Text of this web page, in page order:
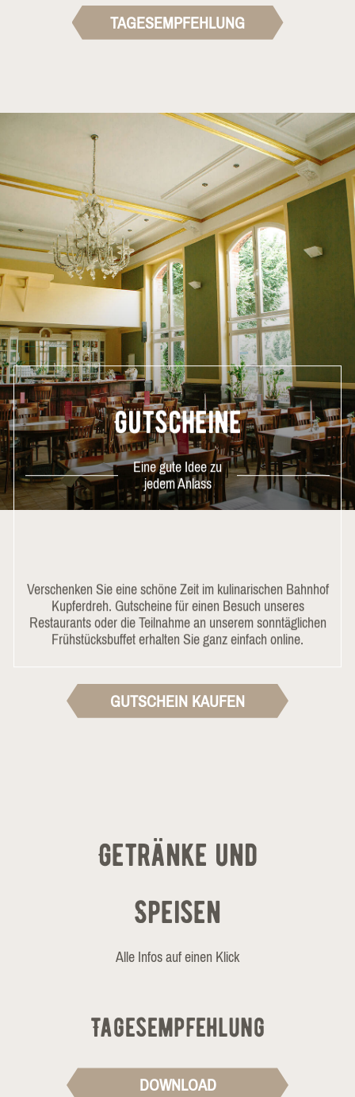
TAGESEMPFEHLUNG
Gutscheine
Eine gute Idee zu
jedem Anlass
Verschenken Sie eine schöne Zeit im kulinarischen Bahnhof
Kupferdreh. Gutscheine für einen Besuch unseres
Restaurants oder die Teilnahme an unserem sonntäglichen
Frühstücksbuffet erhalten Sie ganz einfach online.
GUTSCHEIN KAUFEN
Getränke und
Speisen
Alle Infos auf einen Klick
Tagesempfehlung
DOWNLOAD